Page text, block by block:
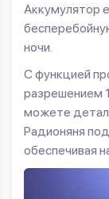
Аккумулятор
ночи.
С функцией
разрешением
можете
Радионяня
обеспечивая